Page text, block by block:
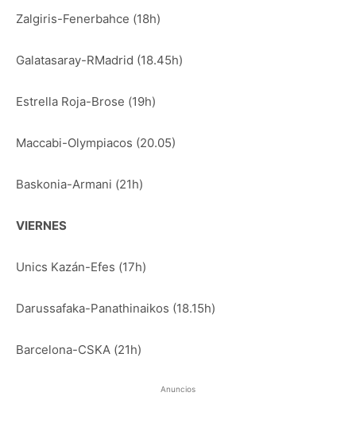
Zalgiris-Fenerbahce (18h)
Galatasaray-RMadrid (18.45h)
Estrella Roja-Brose (19h)
Maccabi-Olympiacos (20.05)
Baskonia-Armani (21h)
VIERNES
Unics Kazán-Efes (17h)
Darussafaka-Panathinaikos (18.15h)
Barcelona-CSKA (21h)
Anuncios